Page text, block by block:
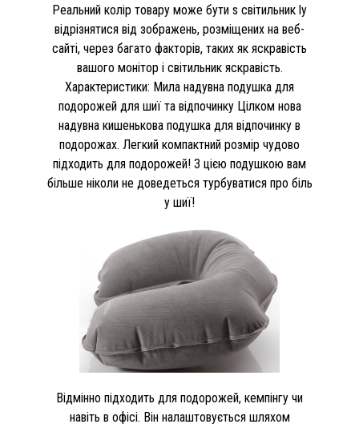
Реальний колір товару може бути s світильник ly
відрізнятися від зображень, розміщених на веб-
сайті, через багато факторів, таких як яскравість
вашого монітор і світильник яскравість.
Характеристики: Мила надувна подушка для
подорожей для шиї та відпочинку Цілком нова
надувна кишенькова подушка для відпочинку в
подорожах. Легкий компактний розмір чудово
підходить для подорожей! З цією подушкою вам
більше ніколи не доведеться турбуватися про біль
у шиї!
Відмінно підходить для подорожей, кемпінгу чи
навіть в офісі. Він налаштовується шляхом